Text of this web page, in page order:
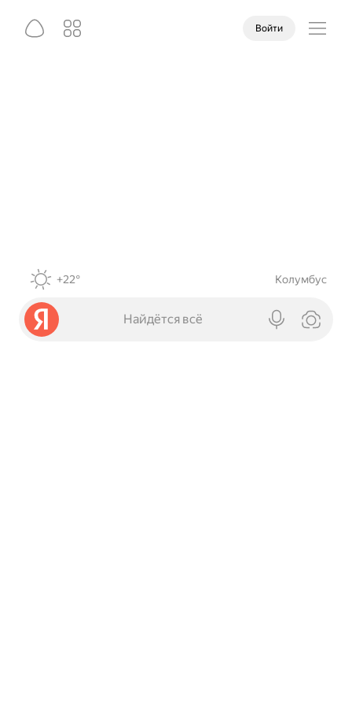
Войти
+22° Колумбус
Найдётся всё